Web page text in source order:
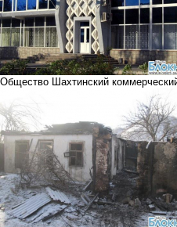
Общество Шахтинский